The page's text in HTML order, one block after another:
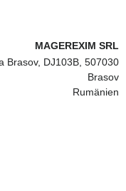
MAGEREXIM SRL
Brasov, DJ103B, 507030
Brasov
Rumänien